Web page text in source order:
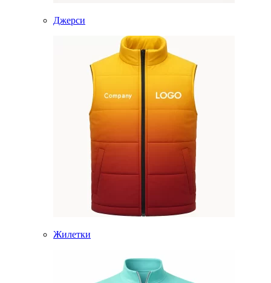
Джерси
Жилетки